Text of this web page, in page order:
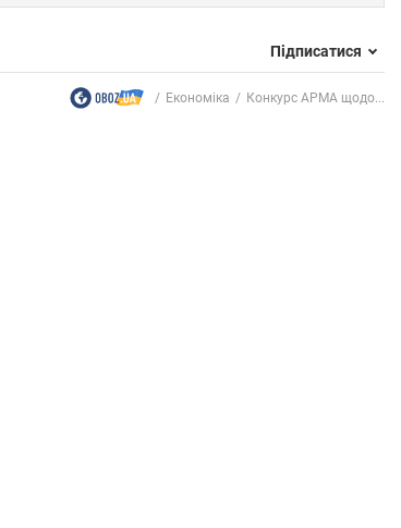
Підписатися
Економіка Конкурс АРМА щодо...